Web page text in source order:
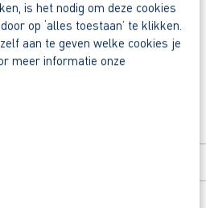
is het nodig om deze cookies
op ‘alles toestaan’ te klikken.
aan te geven welke cookies je
meer informatie onze
via AB Vakwerk?
contract.
flexkrachten met een 9+.
van € 1.000,00 voor een